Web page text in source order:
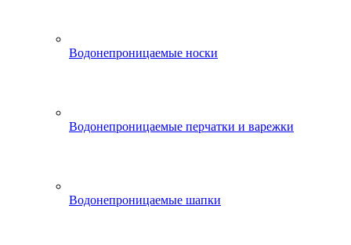
Водонепроницаемые носки
Водонепроницаемые перчатки и варежки
Водонепроницаемые шапки